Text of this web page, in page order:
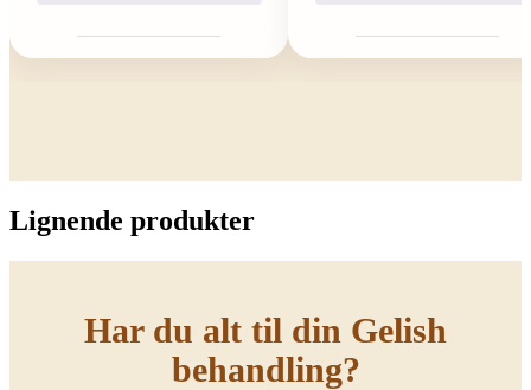
Lignende produkter
Har du alt til din Gelish
behandling?